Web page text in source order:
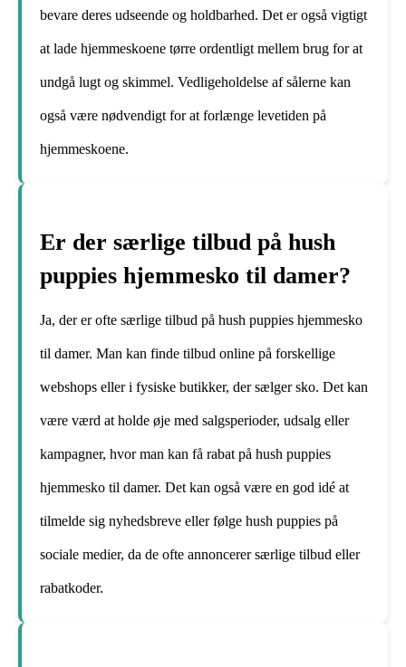
bevare deres udseende og holdbarhed. Det er også vigtigt
at lade hjemmeskoene tørre ordentligt mellem brug for at
undgå lugt og skimmel. Vedligeholdelse af sålerne kan
også være nødvendigt for at forlænge levetiden på
hjemmeskoene.
Er der særlige tilbud på hush
puppies hjemmesko til damer?
Ja, der er ofte særlige tilbud på hush puppies hjemmesko
til damer. Man kan finde tilbud online på forskellige
webshops eller i fysiske butikker, der sælger sko. Det kan
være værd at holde øje med salgsperioder, udsalg eller
kampagner, hvor man kan få rabat på hush puppies
hjemmesko til damer. Det kan også være en god idé at
tilmelde sig nyhedsbreve eller følge hush puppies på
sociale medier, da de ofte annoncerer særlige tilbud eller
rabatkoder.